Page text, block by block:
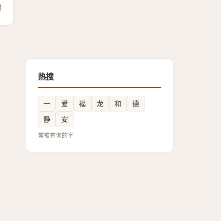
热搜
一 爱 福 龙 和
德
静
安
常被查询的字